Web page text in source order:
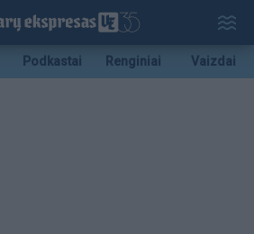
Podkastai Renginiai Vaizdai